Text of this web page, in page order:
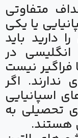
متفاوتی
یا یکی
دارید باید
انگلیسی در
فراگیر نیست
اگر
اسپانیایی
تحصیلی به
هستند.